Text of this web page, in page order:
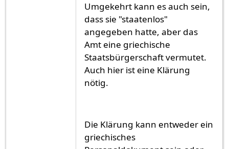
Umgekehrt kann es auch sein,
dass sie "staatenlos"
angegeben hatte, aber das
Amt eine griechische
Staatsbürgerschaft vermutet.
Auch hier ist eine Klärung
nötig.
Die Klärung kann entweder ein
griechisches